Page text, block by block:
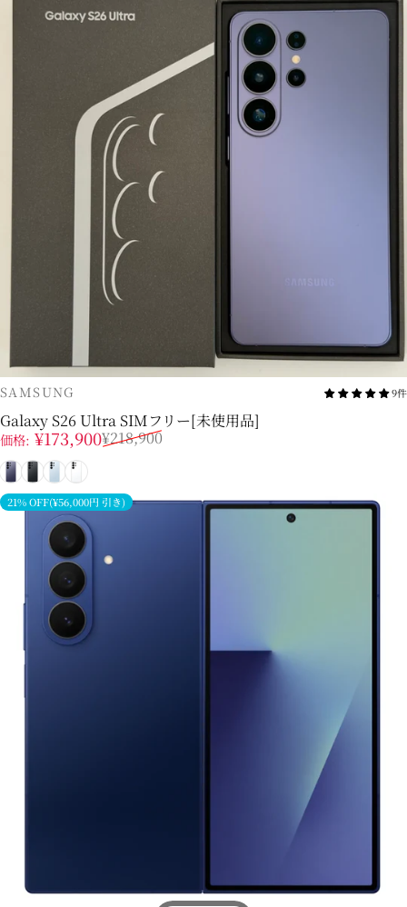
販売業者
SAMSUNG 9件
Galaxy S26 Ultra SIMフリー[未使用品]
販売価格
価格: ¥173,900
通常価格 ¥218,900
コバルトバイオレット
ブラック
スカイブルー
ホワイト
21% OFF(¥56,000円 引き)